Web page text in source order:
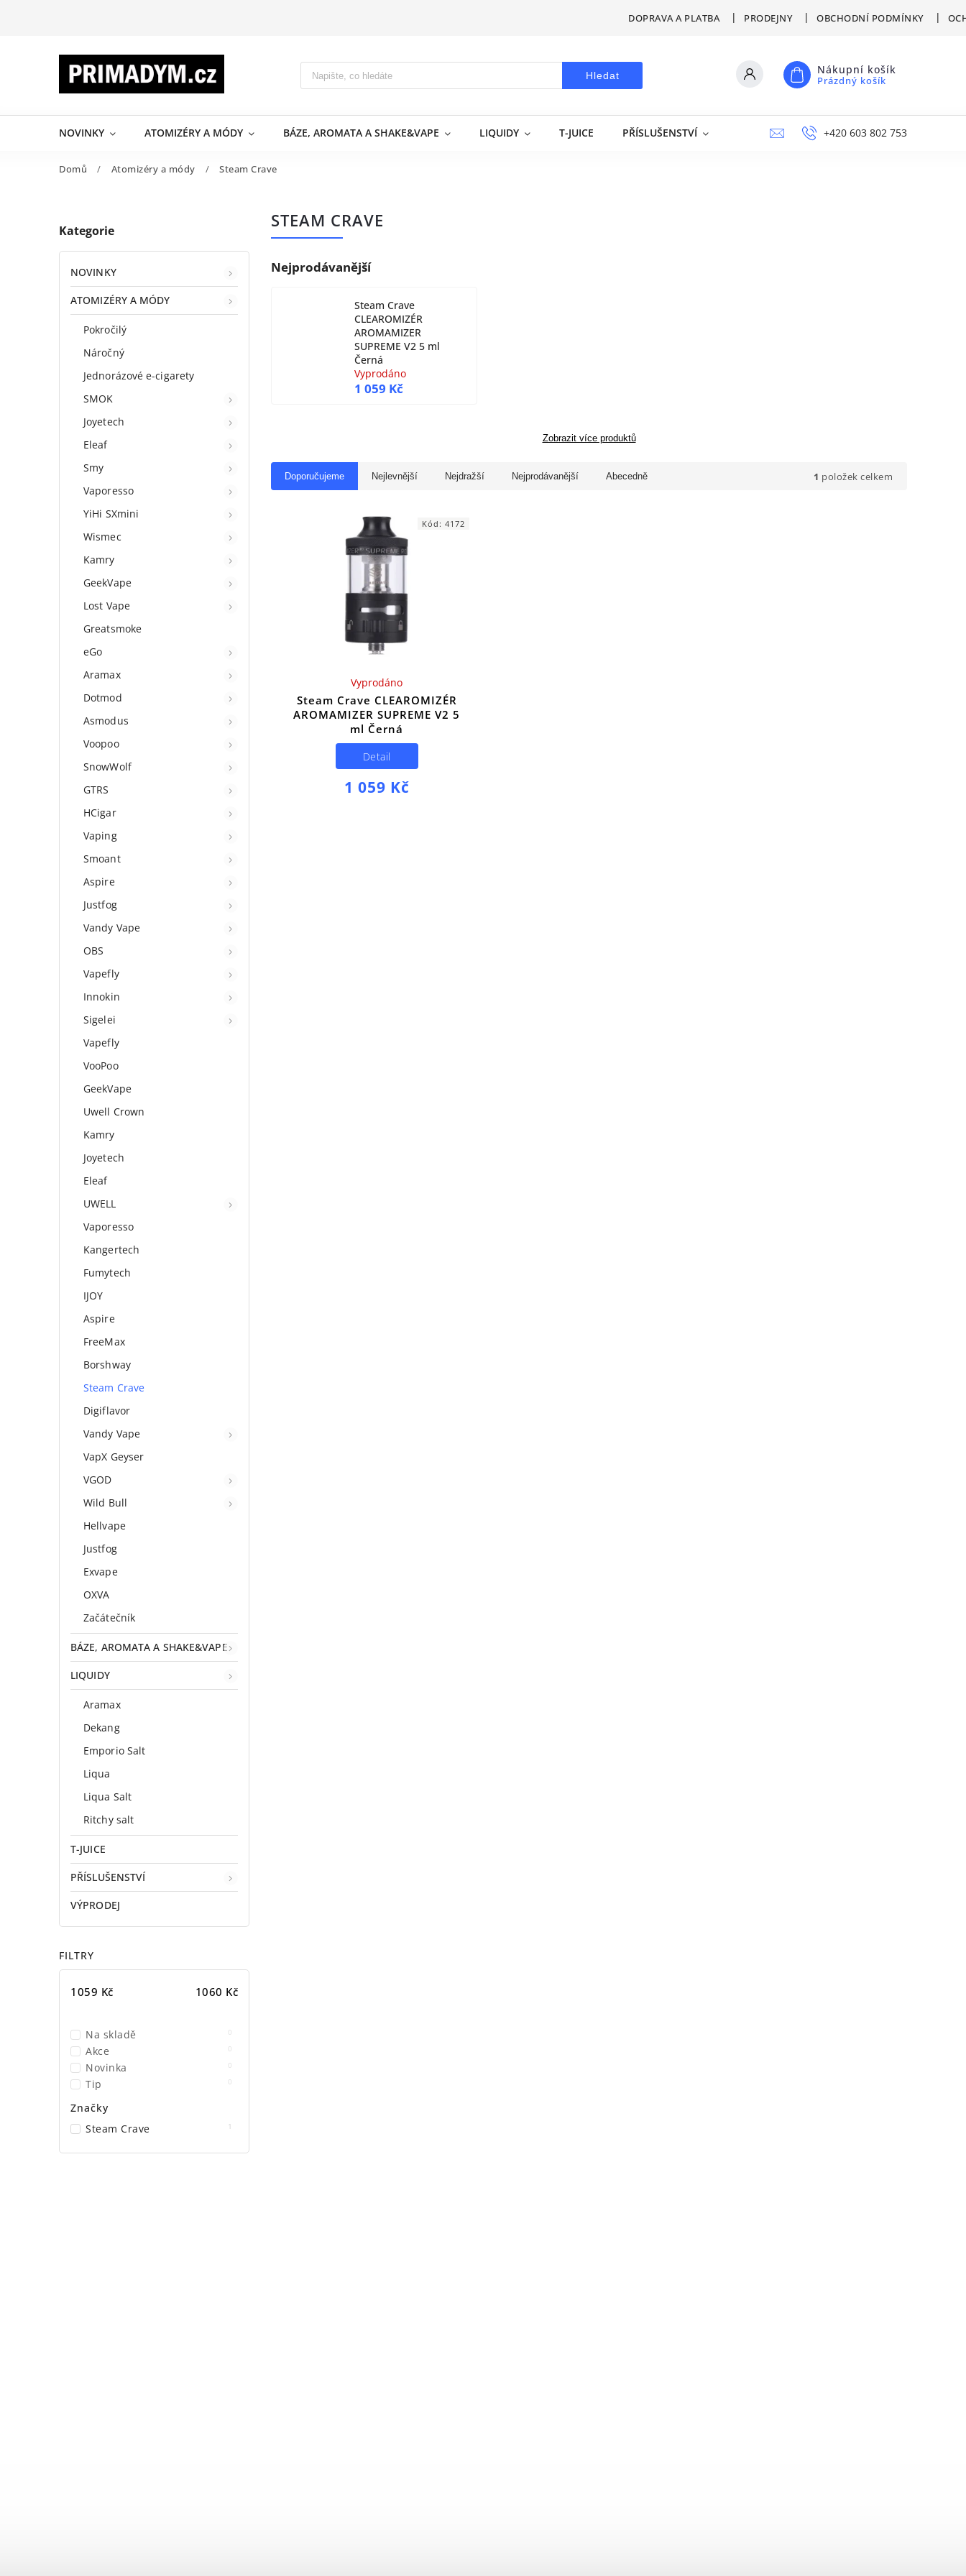
DOPRAVA A PLATBA PRODEJNY OBCHODNÍ PODMÍNKY
Hledat Nákupní košík
Prázdný košík
NOVINKY ATOMIZÉRY A MÓDY BÁZE, AROMATA A SHAKE&VAPE LIQUIDY T-JUICE PŘÍSLUŠENSTVÍ VÝPRODEJ NAPIŠTE NÁM
+420 603 802 753
Domů / Atomizéry a módy / Steam Crave
Kategorie
NOVINKY
ATOMIZÉRY A MÓDY
Pokročilý
Náročný
Jednorázové e-cigarety
SMOK
Joyetech
Eleaf
Smy
Vaporesso
YiHi SXmini
Wismec
Kamry
GeekVape
Lost Vape
Greatsmoke
eGo
Aramax
Dotmod
Asmodus
Voopoo
SnowWolf
GTRS
HCigar
Vaping
Smoant
Aspire
Justfog
Vandy Vape
OBS
Vapefly
Innokin
Sigelei
Vapefly
VooPoo
GeekVape
Uwell Crown
Kamry
Joyetech
Eleaf
UWELL
Vaporesso
Kangertech
Fumytech
IJOY
Aspire
FreeMax
Borshway
Steam Crave
Digiflavor
Vandy Vape
VapX Geyser
VGOD
Wild Bull
Hellvape
Justfog
Exvape
OXVA
Začátečník
BÁZE, AROMATA A SHAKE&VAPE
LIQUIDY
Aramax
Dekang
Emporio Salt
Liqua
Liqua Salt
Ritchy salt
T-JUICE
PŘÍSLUŠENSTVÍ
VÝPRODEJ
FILTRY
1059 Kč 1060 Kč
Na skladě 0
Akce 0
Novinka 0
Tip 0
Značky
Steam Crave
1
STEAM CRAVE
Nejprodávanější
Steam Crave
CLEAROMIZÉR
AROMAMIZER
SUPREME V2 5 ml
Černá
Vyprodáno
1 059 Kč
Zobrazit více produktů
Doporučujeme Nejlevnější Nejdražší Nejprodávanější Abecedně 1 položek celkem
Steam Crave CLEAROMIZÉR
AROMAMIZER SUPREME V2 5
ml Černá
Vyprodáno
1 059 Kč
Detail
Kód:4172